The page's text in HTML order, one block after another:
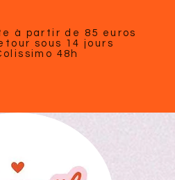
à partir de 85 euros
sous 14 jours
48h